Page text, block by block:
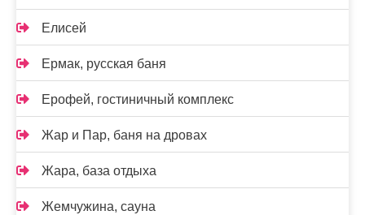
Елисей
Ермак, русская баня
Ерофей, гостиничный комплекс
Жар и Пар, баня на дровах
Жара, база отдыха
Жемчужина, сауна